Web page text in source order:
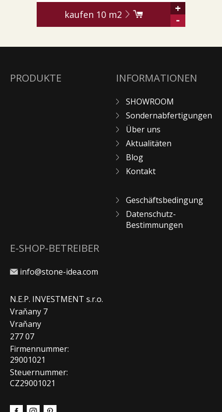
kaufen 10 m2
+
-
PRODUKTE INFORMATIONEN
SHOWROOM
Sondernabfertigungen
Über uns
Aktualitäten
Blog
Kontakt
Geschäftsbedingung
Datenschutz-
Bestimmungen
E-SHOP-BETREIBER
info@stone-idea.com
N.E.P. INVESTMENT s.r.o.
Vraňany 7
Vraňany
277 07
Firmennummer:
29001021
Steuernummer:
CZ29001021